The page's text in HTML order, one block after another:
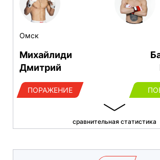
Омск
Михайлиди
Дмитрий
ПОРАЖЕНИЕ
сравнительная статистика